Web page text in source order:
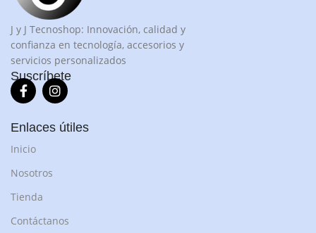
J y J Tecnoshop: Innovación, calidad y
confianza en tecnología, accesorios y
servicios personalizados
Suscríbete
Enlaces útiles
Inicio
Nosotros
Tienda
Contáctanos